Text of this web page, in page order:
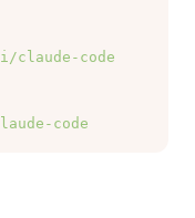
claude-code
code